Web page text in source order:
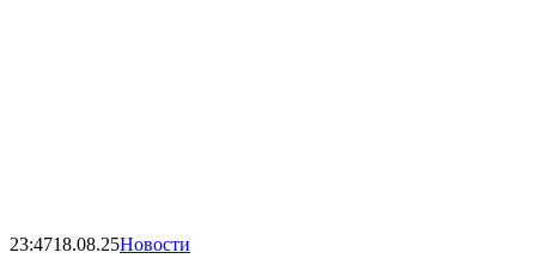
23:4718.08.25Новости